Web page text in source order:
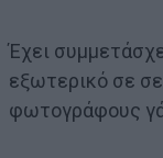
Έχει
εξωτερικό σε
φωτογράφους